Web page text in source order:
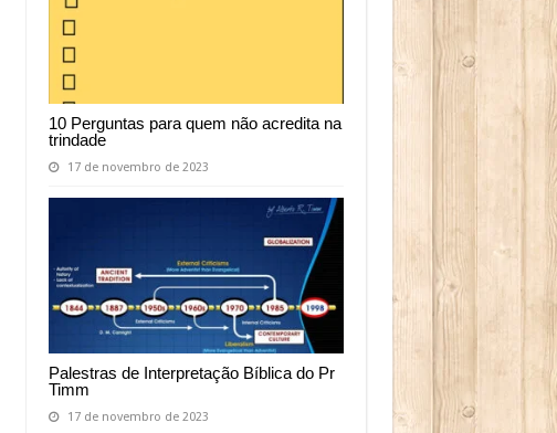
10 Perguntas para quem não acredita na
trindade
17 de novembro de 2023
Palestras de Interpretação Bíblica do Pr
Timm
17 de novembro de 2023